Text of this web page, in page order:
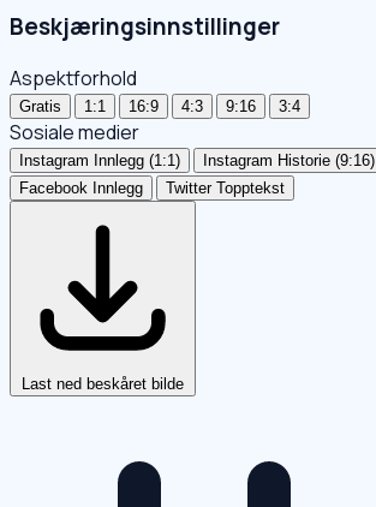
Beskjæringsinnstillinger
Aspektforhold
Gratis 1:1 16:9 4:3 9:16 3:4
Sosiale medier
Instagram Innlegg (1:1)
Instagram Historie (9:16)
Facebook Innlegg
Twitter Topptekst
Last ned beskåret bilde